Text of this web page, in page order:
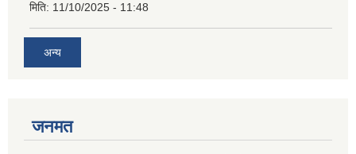
मिति: 11/10/2025 - 11:48
अन्य
जनमत